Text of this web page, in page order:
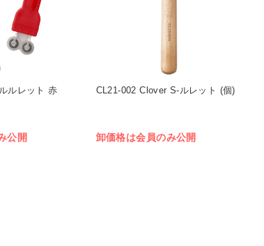
ルレット 赤
公開
CL21-002 Clover S-ルレット (個)
卸価格は会員のみ公開